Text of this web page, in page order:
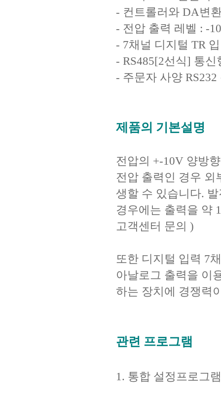
- 컨트롤러와 DA변
- 전압 출력 레벨 : -
- 7채널 디지털 TR
- RS485[2선식] 통
- 주문자 사양
제품의 기본설명
전압의 +-10V 양방
전압 출력인 경우 외
생할 수 있습니다.
경우에는 출력을 약
고객센터 문의 )
또한 디지털 입력 7
아날로그 출력을 이
하는 장치에 경쟁력
관련 프로그램
1. 통합 설정프로그